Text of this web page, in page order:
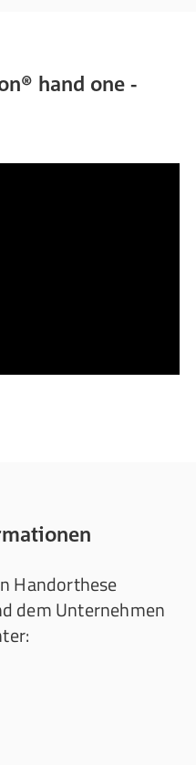
hand one -
Handorthese
dem Unternehmen